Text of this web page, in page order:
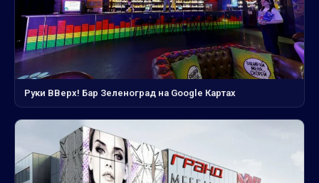
Руки ВВерх! Бар Зеленоград на Google Картах